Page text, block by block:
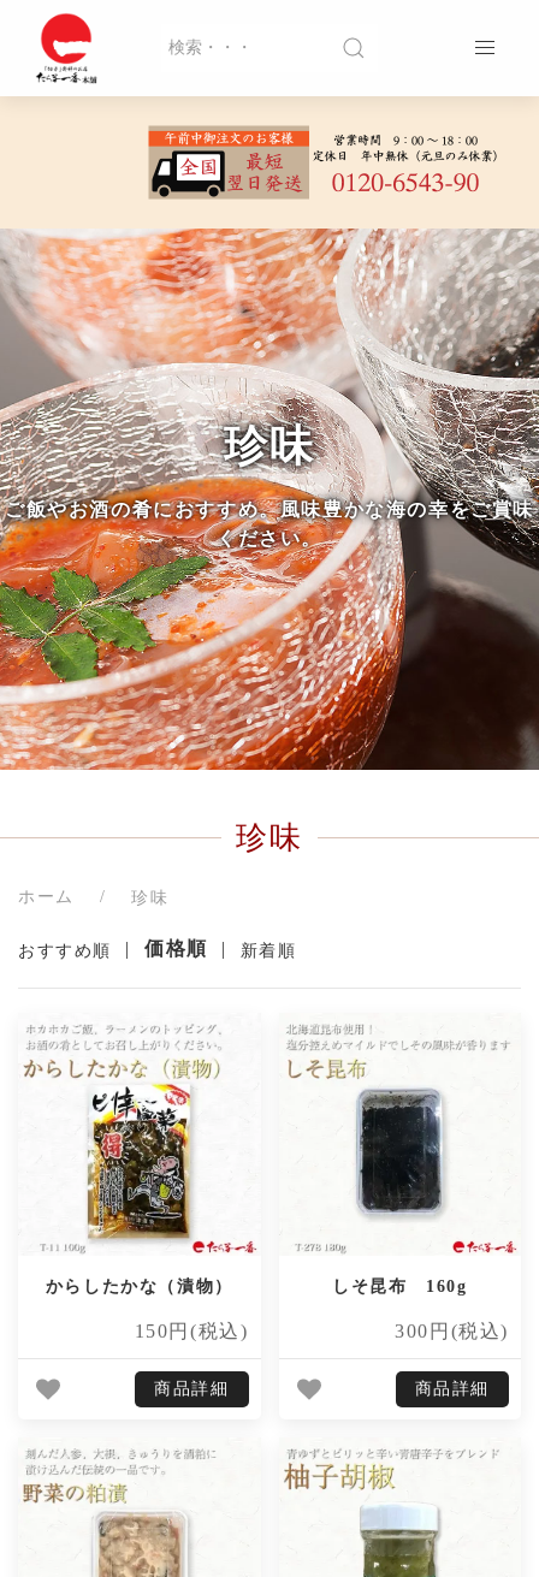
珍味
ご飯やお酒の肴におすすめ。風味豊かな海の幸をご賞味
ください。
珍味
ホーム 珍味
おすすめ順 | 価格順 | 新着順
からしたかな（漬物）
150円(税込)
商品詳細
しそ昆布 160g
300円(税込)
商品詳細